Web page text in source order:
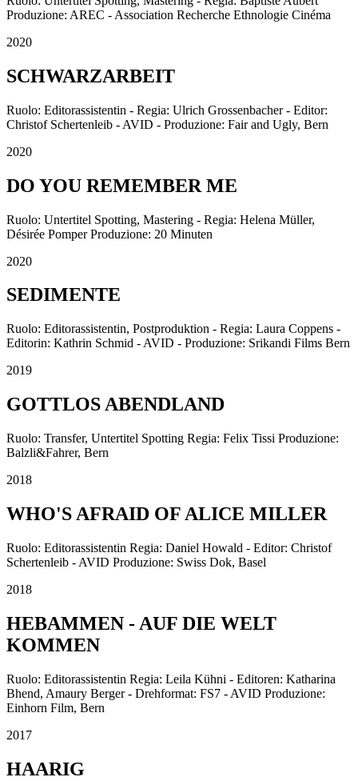
Produzione: AREC - Association Recherche Ethnologie Cinéma
2020
SCHWARZARBEIT
Ruolo: Editorassistentin - Regia: Ulrich Grossenbacher - Editor:
Christof Schertenleib - AVID - Produzione: Fair and Ugly, Bern
2020
DO YOU REMEMBER ME
Ruolo: Untertitel Spotting, Mastering - Regia: Helena Müller,
Désirée Pomper Produzione: 20 Minuten
2020
SEDIMENTE
Ruolo: Editorassistentin, Postproduktion - Regia: Laura Coppens -
Editorin: Kathrin Schmid - AVID - Produzione: Srikandi Films Bern
2019
GOTTLOS ABENDLAND
Ruolo: Transfer, Untertitel Spotting Regia: Felix Tissi Produzione:
Balzli&Fahrer, Bern
2018
WHO'S AFRAID OF ALICE MILLER
Ruolo: Editorassistentin Regia: Daniel Howald - Editor: Christof
Schertenleib - AVID Produzione: Swiss Dok, Basel
2018
HEBAMMEN - AUF DIE WELT
KOMMEN
Ruolo: Editorassistentin Regia: Leila Kühni - Editoren: Katharina
Bhend, Amaury Berger - Drehformat: FS7 - AVID Produzione:
Einhorn Film, Bern
2017
HAARIG